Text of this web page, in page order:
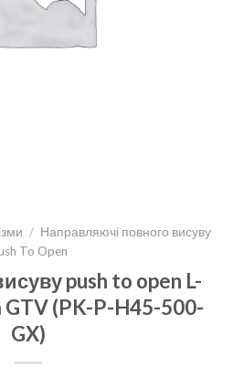
/ Направляючі повного висуву
To Open
push to open L-
(PK-P-H45-500-
GX)